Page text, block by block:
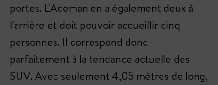
portes. L'Aceman en a également deux à
l'arrière et doit pouvoir accueillir cinq
personnes. Il correspond donc
parfaitement à la tendance actuelle des
SUV. Avec seulement 4,05 mètres de long,